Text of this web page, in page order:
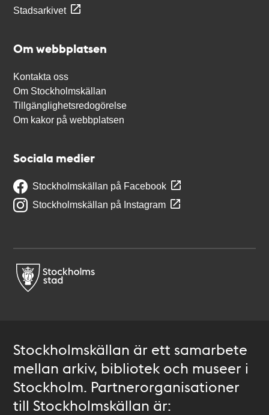
Stadsarkivet
Om webbplatsen
Kontakta oss
Om Stockholmskällan
Tillgänglighetsredogörelse
Om kakor på webbplatsen
Sociala medier
Stockholmskällan på Facebook
Stockholmskällan på Instagram
Stockholmskällan är ett samarbete
mellan arkiv, bibliotek och museer i
Stockholm. Partnerorganisationer
till Stockholmskällan är: